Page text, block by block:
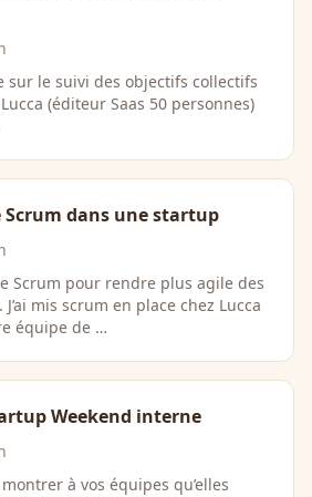
sur le suivi des objectifs collectifs
(éditeur Saas 50 personnes)
Scrum dans une startup
Scrum pour rendre plus agile des
mis scrum en place chez Lucca
équipe de …
Weekend interne
à vos équipes qu’elles